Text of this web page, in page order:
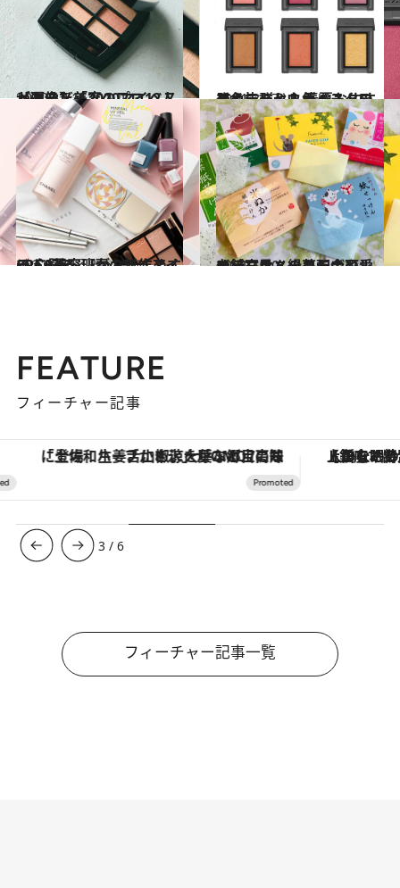
2020.12.15
【画像】美容のプロ12人が選んだ「2020マイベストコスメ」
ビューティ＆ヘルス 2021.3.17
発色抜群セルヴォークのアイシャドウ 春夏おすすめカラー＆人気ベスト5
ビューティ＆ヘルス
2021.2.15
CREA美容班がおすすめする 心躍る♡ 春の新作アイテム8選
ビューティ＆ヘルス 2021.1.30
老舗文具メーカーの可愛い紙石けん緑茶配合やレオ・レオニのコラボも！
ビューティ＆ヘルス
FEATURE
フィーチャー記事
「土佐和ハーブかき氷」がOMO7高知に登場！生姜、山椒、大葉など目にも舌にも涼を呼ぶ郷土の味 【銀座で出合う最旬美容】美髪ケアや上質
3 /6
フィーチャー記事一覧